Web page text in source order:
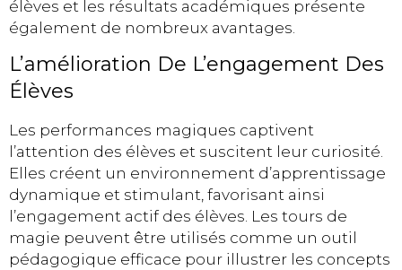
élèves et les résultats académiques présente
également de nombreux avantages.
L’amélioration De L’engagement Des
Élèves
Les performances magiques captivent
l’attention des élèves et suscitent leur curiosité.
Elles créent un environnement d’apprentissage
dynamique et stimulant, favorisant ainsi
l’engagement actif des élèves. Les tours de
magie peuvent être utilisés comme un outil
pédagogique efficace pour illustrer les concepts